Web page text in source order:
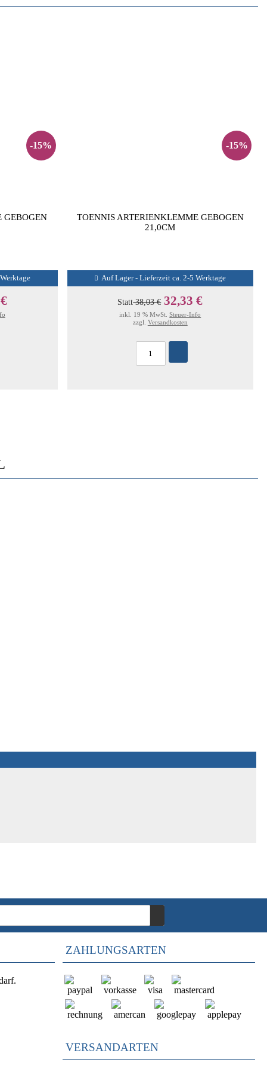
-15%
GEBOGEN
-15%
TOENNIS ARTERIENKLEMME GEBOGEN
21,0CM
Auf Lager - Lieferzeit ca. 2-5 Werktage
Statt38,03 € 32,33 €
inkl. 19 % MwSt.Steuer-Info
zzgl. Versandkosten
ZAHLUNGSARTEN
VERSANDARTEN